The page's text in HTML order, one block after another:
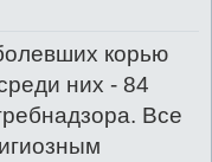
корью
них - 84
Все